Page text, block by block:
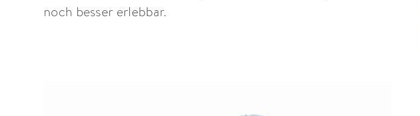
noch besser erlebbar.